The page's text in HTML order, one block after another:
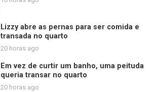
Lizzy abre as pernas para ser comida e
transada no quarto
20 horas ago
Em vez de curtir um banho, uma peituda
queria transar no quarto
20 horas ago